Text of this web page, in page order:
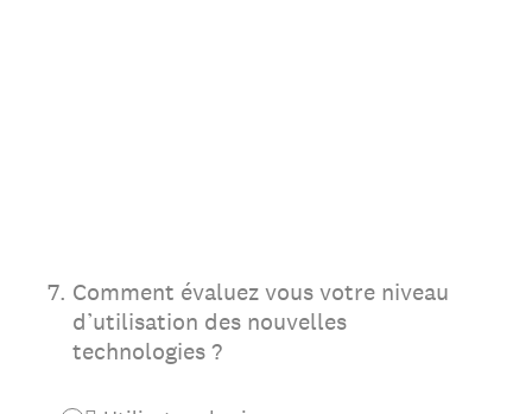
7. Comment évaluez vous votre niveau
d’utilisation des nouvelles
technologies ?